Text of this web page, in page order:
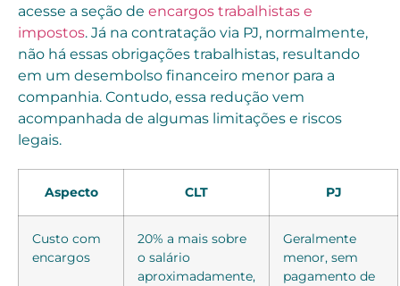
acesse a seção de encargos trabalhistas e
impostos. Já na contratação via PJ, normalmente,
não há essas obrigações trabalhistas, resultando
em um desembolso financeiro menor para a
companhia. Contudo, essa redução vem
acompanhada de algumas limitações e riscos
legais.
Aspecto CLT PJ
Custo com
encargos
20% a mais sobre
o salário
aproximadamente,
Geralmente
menor, sem
pagamento de